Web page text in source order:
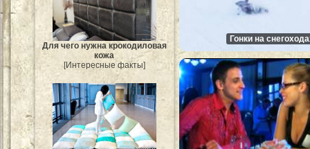
Для чего нужна крокодиловая
кожа
[Интересные факты]
Гонки на